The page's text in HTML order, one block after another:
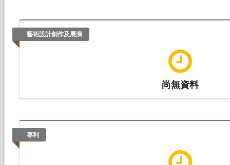
藝術設計創作及展演
尚無資料
專利